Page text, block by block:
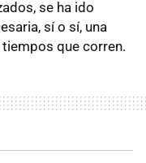
se ha ido
sí o sí, una
que corren.